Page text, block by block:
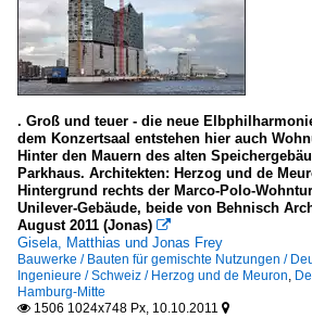
. Groß und teuer - die neue
dem Konzertsaal entstehen hier auch
Hinter den Mauern des alten
Parkhaus. Architekten: Herzog und de
Hintergrund rechts der Marco-Polo-
Unilever-Gebäude, beide von Behnisch
August 2011 (Jonas) 
Gisela, Matthias und Jonas Frey
Bauwerke / Bauten für gemischte Nutzungen /
Ingenieure / Schweiz / Herzog und de Meuron,
Hamburg-Mitte
 1506 1024x748 Px, 10.10.2011 